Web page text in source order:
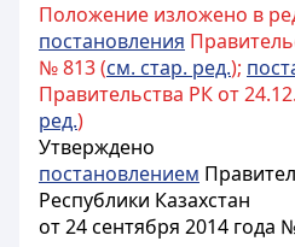
Положение изложено в
постановления
№ 813 (см. стар. ред.);
Правительства РК от
ред.)
Утверждено
постановлением
Республики Казахстан
от 24 сентября 2014 года